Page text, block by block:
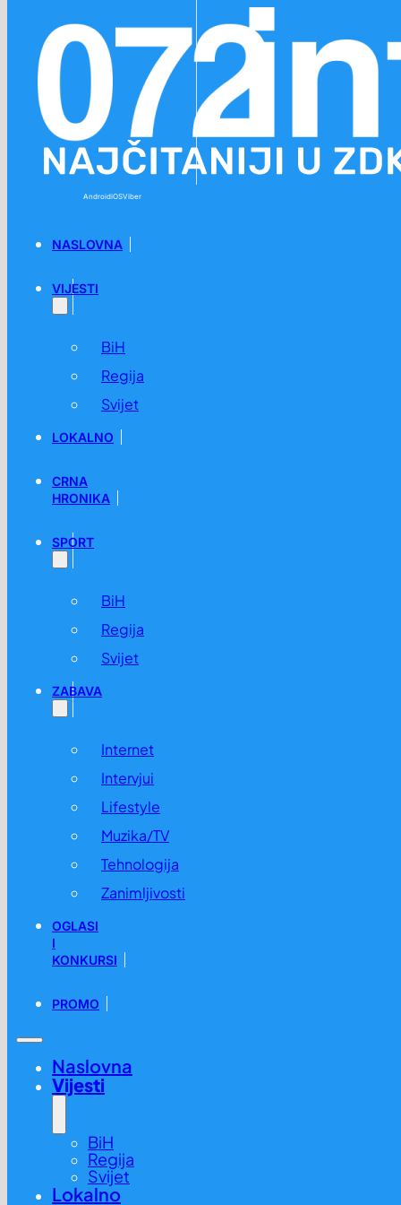
AndroidiOSViber
NASLOVNA
VIJESTI
BiH
Regija
Svijet
LOKALNO
CRNA
HRONIKA
SPORT
BiH
Regija
Svijet
ZABAVA
Internet
Intervjui
Lifestyle
Muzika/TV
Tehnologija
Zanimljivosti
OGLASI
I
KONKURSI
PROMO
Naslovna
Vijesti
BiH
Regija
Svijet
Lokalno